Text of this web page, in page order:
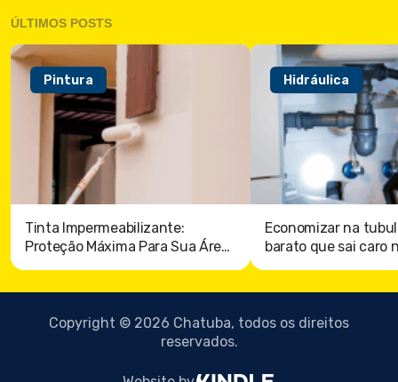
ÚLTIMOS POSTS
Pintura
Tinta Impermeabilizante:
Proteção Máxima Para Sua Área
Hidráulica
Economizar na
barato que sai caro
Copyright © 2026 Chatuba, todos os direitos
reservados.